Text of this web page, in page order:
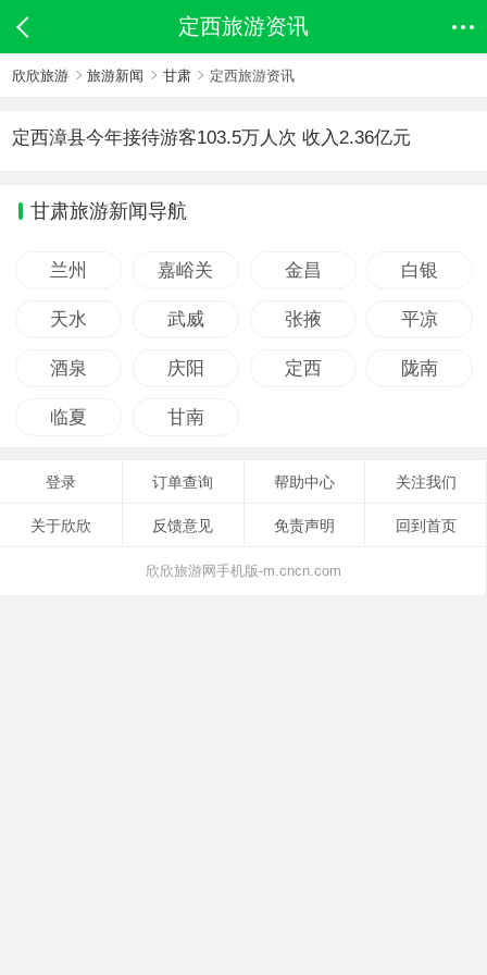
定西旅游资讯
欣欣旅游 旅游新闻 甘肃 定西旅游资讯
定西漳县今年接待游客103.5万人次 收入2.36亿元
甘肃旅游新闻导航
兰州 嘉峪关 金昌 白银
天水 武威 张掖 平凉
酒泉 庆阳 定西 陇南
临夏 甘南
登录 订单查询 帮助中心 关注我们
关于欣欣 反馈意见 免责声明 回到首页
欣欣旅游网手机版-m.cncn.com